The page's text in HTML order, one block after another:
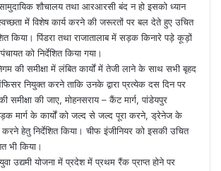
शौचालय तथा आरआरसी बंद न हो इसको ध्यान
में विशेष कार्य करने की जरूरतों पर बल देते हुए उचित
किया। पिंडरा तथा राजातालाब में सड़क किनारे पड़े कूड़ों
को निर्देशित किया गया।
की समीक्षा में लंबित कार्यों में तेजी लाने के साथ सभी बृहद
नियुक्त करने ताकि उनके द्वारा प्रत्येक दस दिन पर
समीक्षा की जाए, मोहनसराय – कैंट मार्ग, पांडेयपुर
मार्ग के कार्यों को जल्द से जल्द पूरा करने, ड्रेनेज के
हेतु निर्देशित किया। चीफ इंजीनियर को इसकी उचित
भी किया।
उद्यमी योजना में प्रदेश में प्रथम रैंक प्राप्त होने पर